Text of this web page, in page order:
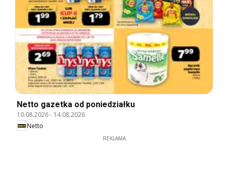
Netto gazetka od poniedziałku
10.08.2026- 14.08.2026
Netto
REKLAMA